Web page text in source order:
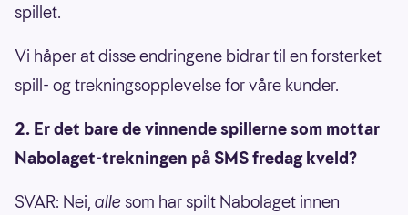
spillet.
Vi håper at disse endringene bidrar til en forsterket
spill- og trekningsopplevelse for våre kunder.
2. Er det bare de vinnende spillerne som mottar
Nabolaget-trekningen på SMS fredag kveld?
SVAR: Nei, alle som har spilt Nabolaget innen